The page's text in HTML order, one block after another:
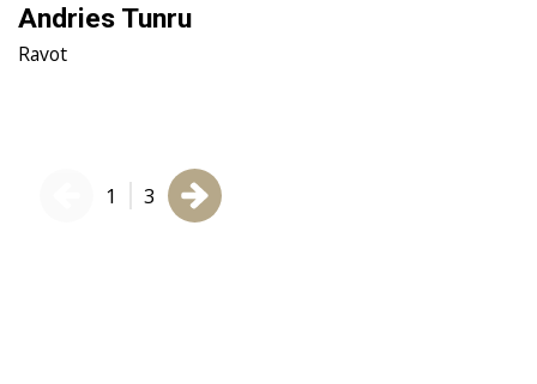
Andries Tunru
Ravot
1 3